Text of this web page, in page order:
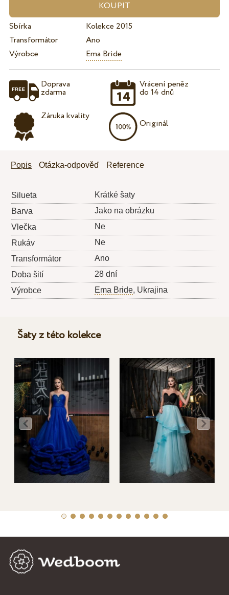
Sbírka
Kolekce 2015
Transformátor
Ano
Výrobce
Ema Bride
Doprava
zdarma
Záruka kvality
Vrácení peněz
do 14 dnů
Originál
Popis Otázka-odpověď Reference
Silueta
Krátké šaty
Barva
Jako na obrázku
Vlečka
Ne
Rukáv
Ne
Transformátor
Ano
Doba šití
28 dní
Výrobce
Ema Bride, Ukrajina
Šaty z této kolekce